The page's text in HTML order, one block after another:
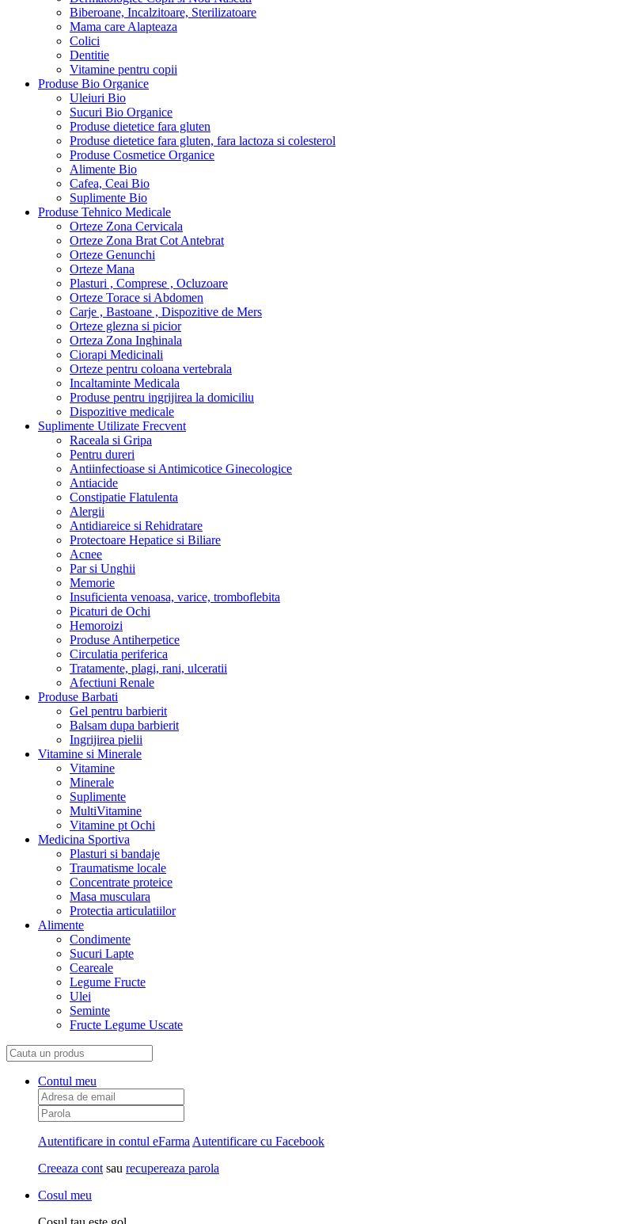
Biberoane, Incalzitoare, Sterilizatoare
Mama care Alapteaza
Colici
Dentitie
Vitamine pentru copii
Produse Bio Organice
Uleiuri Bio
Sucuri Bio Organice
Produse dietetice fara gluten
Produse dietetice fara gluten, fara lactoza si colesterol
Produse Cosmetice Organice
Alimente Bio
Cafea, Ceai Bio
Suplimente Bio
Produse Tehnico Medicale
Orteze Zona Cervicala
Orteze Zona Brat Cot Antebrat
Orteze Genunchi
Orteze Mana
Plasturi , Comprese , Ocluzoare
Orteze Torace si Abdomen
Carje , Bastoane , Dispozitive de Mers
Orteze glezna si picior
Orteza Zona Inghinala
Ciorapi Medicinali
Orteze pentru coloana vertebrala
Incaltaminte Medicala
Produse pentru ingrijirea la domiciliu
Dispozitive medicale
Suplimente Utilizate Frecvent
Raceala si Gripa
Pentru dureri
Antiinfectioase si Antimicotice Ginecologice
Antiacide
Constipatie Flatulenta
Alergii
Antidiareice si Rehidratare
Protectoare Hepatice si Biliare
Acnee
Par si Unghii
Memorie
Insuficienta venoasa, varice, tromboflebita
Picaturi de Ochi
Hemoroizi
Produse Antiherpetice
Circulatia periferica
Tratamente, plagi, rani, ulceratii
Afectiuni Renale
Produse Barbati
Gel pentru barbierit
Balsam dupa barbierit
Ingrijirea pielii
Vitamine si Minerale
Vitamine
Minerale
Suplimente
MultiVitamine
Vitamine pt Ochi
Medicina Sportiva
Plasturi si bandaje
Traumatisme locale
Concentrate proteice
Masa musculara
Protectia articulatiilor
Alimente
Condimente
Sucuri Lapte
Ceareale
Legume Fructe
Ulei
Seminte
Fructe Legume Uscate
Contul meu
Autentificare in contul eFarma Autentificare cu Facebook
Creeaza cont sau recupereaza parola
Cosul meu